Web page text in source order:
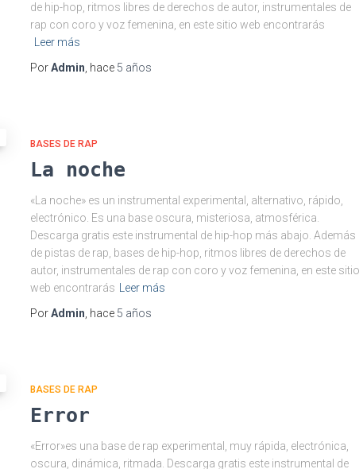
de hip-hop, ritmos libres de derechos de autor, instrumentales de
rap con coro y voz femenina, en este sitio web encontrarás
Leer más
PorAdmin , hace 5 años
BASES DE RAP
La noche
«La noche» es un instrumental experimental, alternativo, rápido,
electrónico. Es una base oscura, misteriosa, atmosférica.
Descarga gratis este instrumental de hip-hop más abajo. Además
de pistas de rap, bases de hip-hop, ritmos libres de derechos de
autor, instrumentales de rap con coro y voz femenina, en este sitio
web encontrarás
Leer más
PorAdmin , hace 5 años
BASES DE RAP
Error
«Error»es una base de rap experimental, muy rápida, electrónica,
oscura, dinámica, ritmada. Descarga gratis este instrumental de